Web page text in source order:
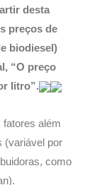
desta
preços de
biodiesel)
“O preço
litro”.
fatores além
(variável por
como